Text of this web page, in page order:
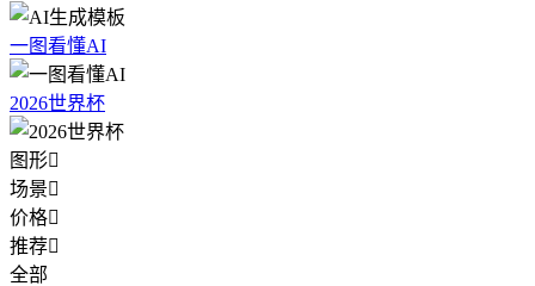
一图看懂AI
2026世界杯
图形
场景
价格
推荐
全部